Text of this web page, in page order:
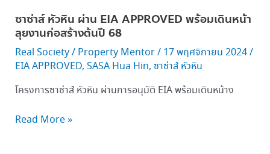
ซาซ่าส์ หัวหิน ผ่าน EIA APPROVED พร้อมเดินหน้า
ลุยงานก่อสร้างต้นปี 68
Real Society/ Property Mentor/ 17 พฤศจิกายน 2024/
EIA APPROVED, SASA Hua Hin, ซาซ่าส์ หัวหิน
โครงการซาซ่าส์ หัวหิน ผ่านการอนุมัติ EIA พร้อมเดินหน้าง
ก่อสร้าง
ต้น
ปี 68
Read More »